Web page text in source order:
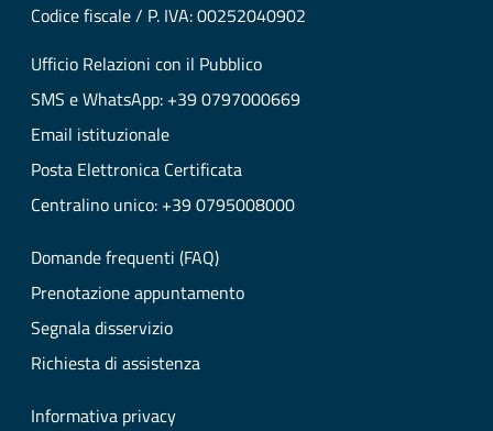
Codice fiscale / P. IVA: 00252040902
Ufficio Relazioni con il Pubblico
SMS e WhatsApp: +39 0797000669
Email istituzionale
Posta Elettronica Certificata
Centralino unico: +39 0795008000
Domande frequenti (FAQ)
Prenotazione appuntamento
Segnala disservizio
Richiesta di assistenza
Informativa privacy